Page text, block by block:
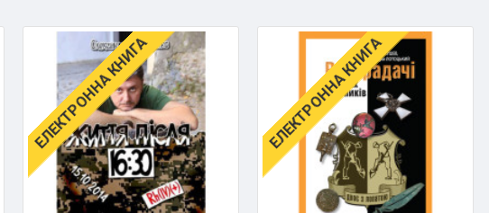
ЕЛЕКТРОННА КНИГА ЕЛЕКТРОННА КНИГА